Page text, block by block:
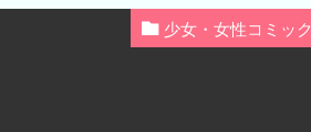
少女・女性コミック